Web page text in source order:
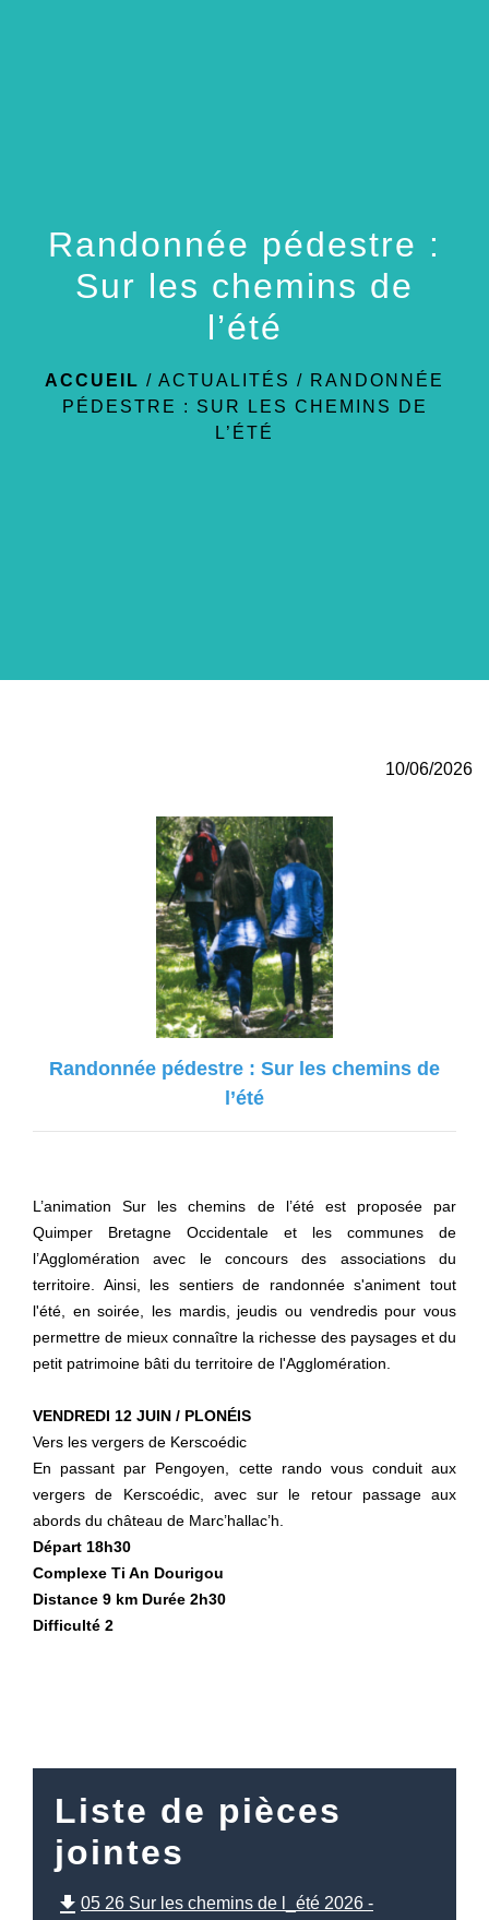
Randonnée pédestre :
Sur les chemins de
l’été
ACCUEIL / ACTUALITÉS / RANDONNÉE
PÉDESTRE : SUR LES CHEMINS DE
L’ÉTÉ
10/06/2026
Randonnée pédestre : Sur les chemins de
l’été
L’animation Sur les chemins de l’été est proposée par
Quimper Bretagne Occidentale et les communes de
l’Agglomération avec le concours des associations du
territoire. Ainsi, les sentiers de randonnée s'animent tout
l'été, en soirée, les mardis, jeudis ou vendredis pour vous
permettre de mieux connaître la richesse des paysages et du
petit patrimoine bâti du territoire de l'Agglomération.
VENDREDI 12 JUIN / PLONÉIS
Vers les vergers de Kerscoédic
En passant par Pengoyen, cette rando vous conduit aux
vergers de Kerscoédic, avec sur le retour passage aux
abords du château de Marc’hallac’h.
Départ 18h30
Complexe Ti An Dourigou
Distance 9 km Durée 2h30
Difficulté 2
Liste de pièces
jointes
file_download 05 26 Sur les chemins de l_été 2026 -